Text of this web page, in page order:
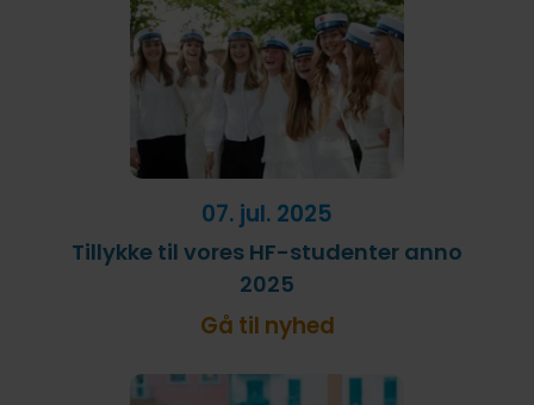
07. jul. 2025
Tillykke til vores HF-studenter anno
2025
Gå til nyhed